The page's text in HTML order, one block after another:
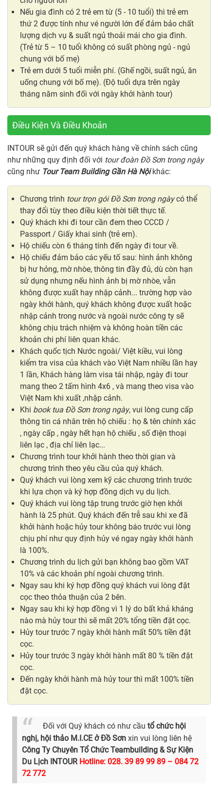
Nếu gia đình có 2 trẻ em từ (5 - 10 tuổi) thì trẻ em
thứ 2 được tính như vé người lớn để đảm bảo chất
lượng dịch vụ & suất ngủ thoải mái cho gia đình.
(Trẻ từ 5 – 10 tuổi không có suất phòng ngủ - ngủ
chung với bố mẹ)
Trẻ em dưới 5 tuổi miễn phí. (Ghế ngồi, suất ngủ, ăn
uống chung với bố mẹ). (Độ tuổi dựa trên ngày
tháng năm sinh đối với ngày khởi hành tour)
Điều Kiện Và Điều Khoản
INTOUR sẽ gửi đến quý khách hàng về chính sách cũng
như những quy định đối với tour đoàn Đồ Sơn trong ngày
cũng như Tour Team Building Gần Hà Nội khác:
Chương trình tour trọn gói Đồ Sơn trong ngàycó thể
thay đổi tùy theo điều kiện thời tiết thực tế.
Quý khách khi đi tour cần đem theo CCCD /
Passport / Giấy khai sinh (trẻ em).
Hộ chiếu còn 6 tháng tính đến ngày đi tour về.
Hộ chiếu đảm bảo các yếu tố sau: hình ảnh không
bị hư hỏng, mờ nhòe, thông tin đầy đủ, dù còn hạn
sử dụng nhưng nếu hình ảnh bị mờ nhòe, vẫn
không được xuất hay nhập cảnh... trường hợp vào
ngày khởi hành, quý khách không được xuất hoặc
nhập cảnh trong nước và ngoài nước công ty sẽ
không chịu trách nhiệm và không hoàn tiền các
khoản chi phí liên quan khác.
Khách quốc tịch Nước ngoài/ Việt kiều, vui lòng
kiểm tra visa của khách vào Việt Nam nhiều lần hay
1 lần, Khách hàng làm visa tái nhập, ngày đi tour
mang theo 2 tấm hình 4x6 , và mang theo visa vào
Việt Nam khi xuất ,nhập cảnh.
Khi book tua Đồ Sơn trong ngày, vui lòng cung cấp
thông tin cá nhân trên hộ chiếu : họ & tên chính xác
, ngày cấp , ngày hết hạn hộ chiếu , số điện thoại
liên lạc , địa chỉ liên lạc...
Chương trình tour khởi hành theo thời gian và
chương trình theo yêu cầu của quý khách.
Quý khách vui lòng xem kỹ các chương trình trước
khi lựa chọn và ký hợp đồng dịch vụ du lịch.
Quý khách vui lòng tập trung trước giờ hẹn khởi
hành là 25 phút. Quý khách đến trễ sau khi xe đã
khởi hành hoặc hủy tour không báo trước vui lòng
chịu phí như quy định hủy vé ngay ngày khởi hành
là 100%.
Chương trình du lịch gửi bạn không bao gồm VAT
10% và các khoản phí ngoài chương trình.
Ngay sau khi ký hợp đồng quý khách vui lòng đặt
cọc theo thỏa thuận của 2 bên.
Ngay sau khi ký hợp đồng vì 1 lý do bất khả kháng
nào mà hủy tour thì sẽ mất 20% tổng tiền đặt cọc.
Hủy tour trước 7 ngày khởi hành mất 50% tiền đặt
cọc.
Hủy tour trước 3 ngày khởi hành mất 80 % tiền đặt
cọc.
Đến ngày khởi hành mà hủy tour thì mất 100% tiền
đặt cọc.
Đối với Quý khách có như cầu tổ chức hội
nghị, hội thảo M.I.CE ở Đồ Sơn xin vui lòng liên hệ
Công Ty Chuyên Tổ Chức Teambuilding & Sự Kiện
Du Lịch INTOUR Hotline: 028. 39 89 99 89 – 084 72
72 772